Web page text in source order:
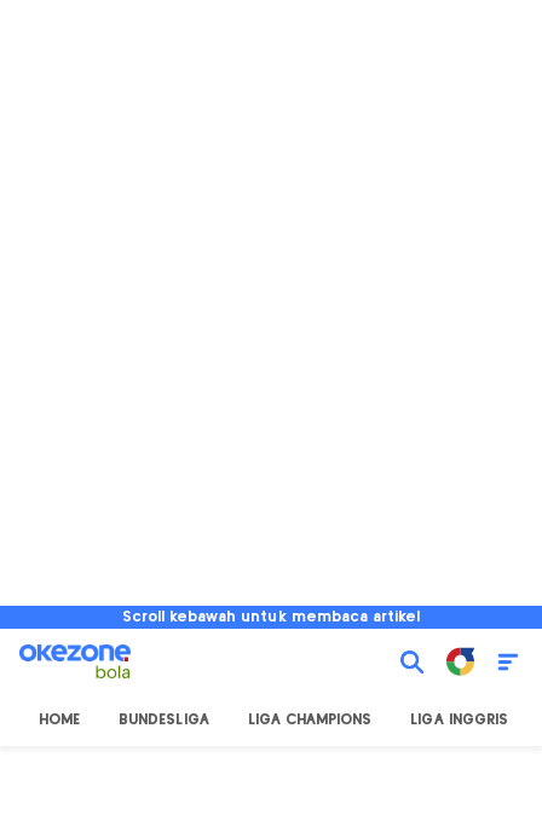
Scroll kebawah untuk membaca artikel
HOME BUNDESLIGA LIGA CHAMPIONS LIGA INGGRIS